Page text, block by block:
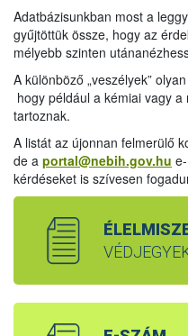
Adatbázisunkban most a
gyűjtöttük össze, hogy az
mélyebb szinten
A különböző „veszélyek”
hogy például a kémiai vagy
tartoznak.
A listát az újonnan felmerülő
de a portal@nebih.gov.hu
kérdéseket is szívesen